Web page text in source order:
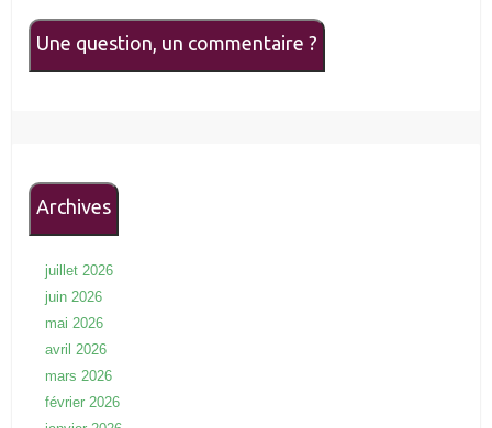
Une question, un commentaire ?
Archives
juillet 2026
juin 2026
mai 2026
avril 2026
mars 2026
février 2026